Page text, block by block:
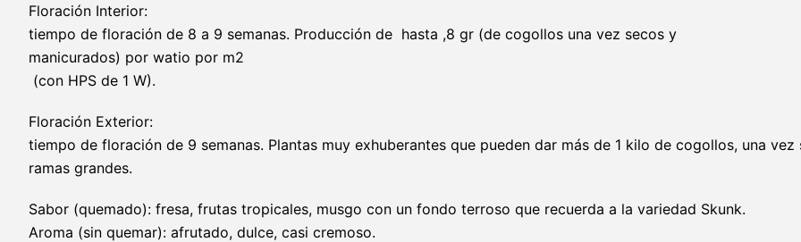
Floración Interior:
tiempo de floración de 8 a 9 semanas. Producción de hasta ,8 gr (de cogollos una vez secos y
manicurados) por watio por m2
(con HPS de 1 W).
Floración Exterior:
tiempo de floración de 9 semanas. Plantas muy exhuberantes que pueden dar más de 1 kilo de cogollos, una
ramas grandes.
Sabor (quemado): fresa, frutas tropicales, musgo con un fondo terroso que recuerda a la variedad Skunk.
Aroma (sin quemar): afrutado, dulce, casi cremoso.